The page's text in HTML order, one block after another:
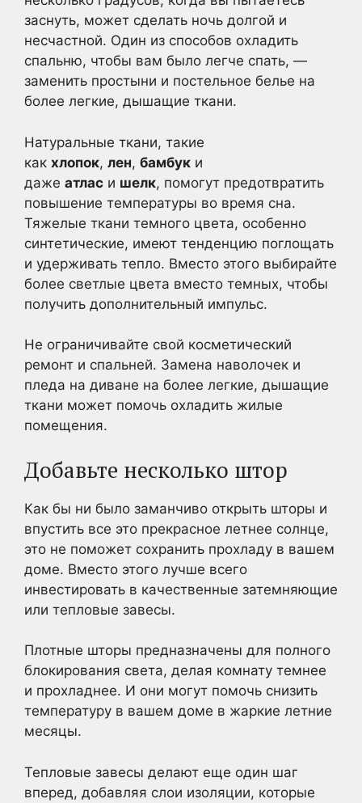
заснуть, может сделать ночь долгой и
несчастной. Один из способов охладить
спальню, чтобы вам было легче спать, —
заменить простыни и постельное белье на
более легкие, дышащие ткани.
Натуральные ткани, такие
как хлопок, лен, бамбук и
даже атлас и шелк, помогут предотвратить
повышение температуры во время сна.
Тяжелые ткани темного цвета, особенно
синтетические, имеют тенденцию поглощать
и удерживать тепло. Вместо этого выбирайте
более светлые цвета вместо темных, чтобы
получить дополнительный импульс.
Не ограничивайте свой косметический
ремонт и спальней. Замена наволочек и
пледа на диване на более легкие, дышащие
ткани может помочь охладить жилые
помещения.
Добавьте несколько штор
Как бы ни было заманчиво открыть шторы и
впустить все это прекрасное летнее солнце,
это не поможет сохранить прохладу в вашем
доме. Вместо этого лучше всего
инвестировать в качественные затемняющие
или тепловые завесы.
Плотные шторы предназначены для полного
блокирования света, делая комнату темнее
и прохладнее. И они могут помочь снизить
температуру в вашем доме в жаркие летние
месяцы.
Тепловые завесы делают еще один шаг
вперед, добавляя слои изоляции, которые